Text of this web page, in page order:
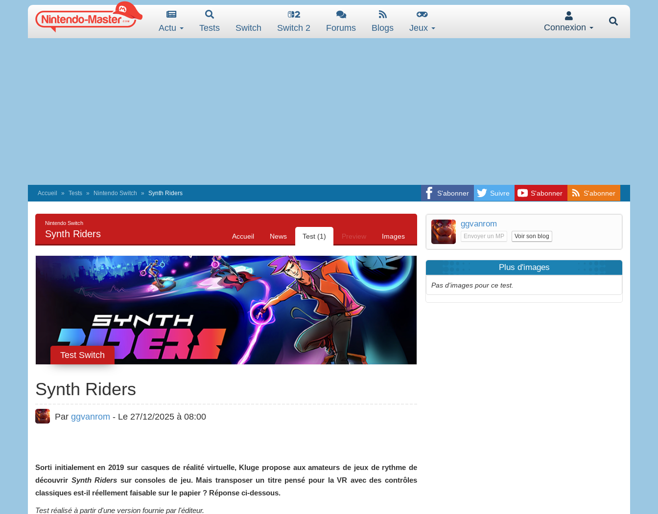
Actu Tests Switch Switch 2 Forums Blogs Jeux Connexion
S'abonner Suivre S'abonner S'abonner
Accueil Tests Nintendo Switch Synth Riders
Nintendo Switch
Synth Riders Accueil News Test (1) Preview Images
Test Switch
Synth Riders
Par ggvanrom - Le 27/12/2025 à 08:00
Sorti initialement en 2019 sur casques de réalité virtuelle, Kluge propose aux amateurs de jeux de rythme de
découvrir Synth Riders sur consoles de jeu. Mais transposer un titre pensé pour la VR avec des contrôles
classiques est-il réellement faisable sur le papier ? Réponse ci-dessous.
Test réalisé à partir d'une version fournie par l'éditeur.
ggvanrom
Envoyer un MP Voir son blog
Plus d'images
Pas d'images pour ce test.